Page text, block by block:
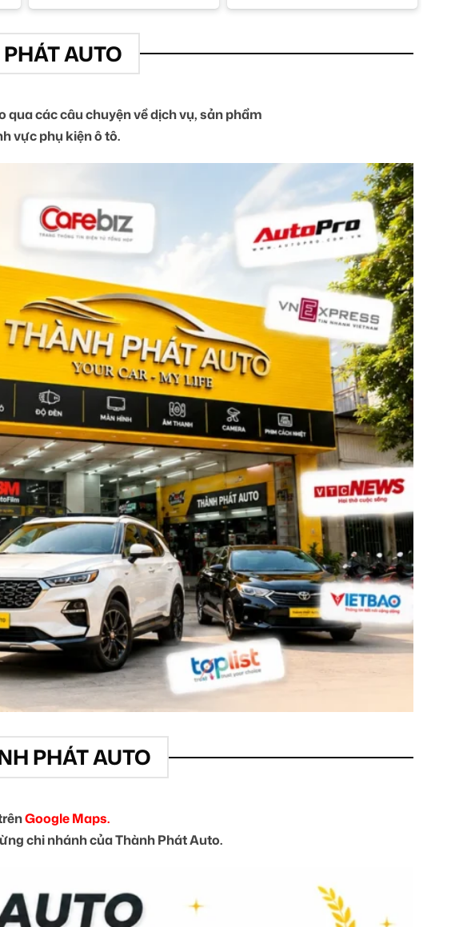
AUTO
qua các câu chuyện về dịch vụ, sản phẩm
vực phụ kiện ô tô.
PHÁT AUTO
Google Maps.
chi nhánh của Thành Phát Auto.